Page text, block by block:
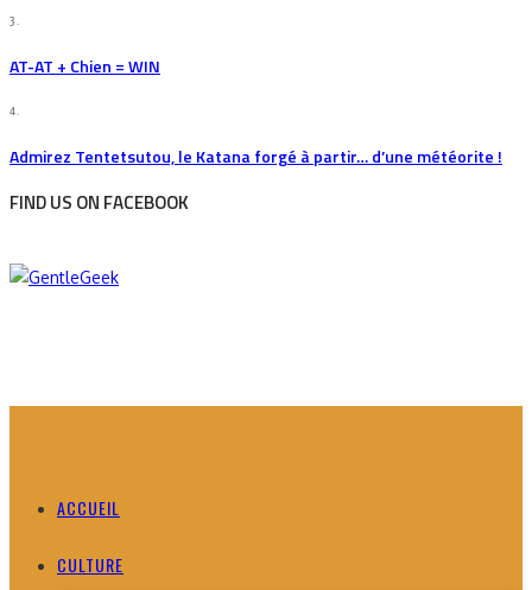
3.
AT-AT + Chien = WIN
4.
Admirez Tentetsutou, le Katana forgé à partir… d’une météorite !
FIND US ON FACEBOOK
ACCUEIL
CULTURE